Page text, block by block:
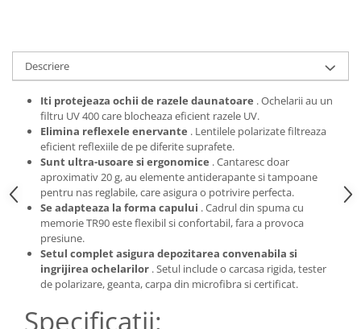
Descriere
Iti protejeaza ochii de razele daunatoare . Ochelarii au un
filtru UV 400 care blocheaza eficient razele UV.
Elimina reflexele enervante . Lentilele polarizate filtreaza
eficient reflexiile de pe diferite suprafete.
Sunt ultra-usoare si ergonomice . Cantaresc doar
aproximativ 20 g, au elemente antiderapante si tampoane
pentru nas reglabile, care asigura o potrivire perfecta.
Se adapteaza la forma capului . Cadrul din spuma cu
memorie TR90 este flexibil si confortabil, fara a provoca
presiune.
Setul complet asigura depozitarea convenabila si
ingrijirea ochelarilor . Setul include o carcasa rigida, tester
de polarizare, geanta, carpa din microfibra si certificat.
Specificatii: